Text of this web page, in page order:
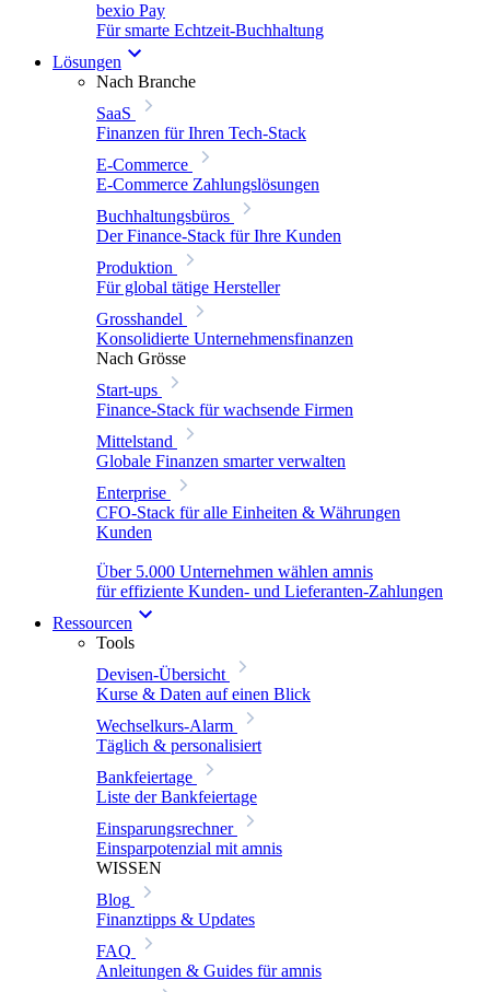
bexio Pay
Für smarte Echtzeit-Buchhaltung
Lösungen
Nach Branche
SaaS
Finanzen für Ihren Tech-Stack
E-Commerce
E-Commerce Zahlungslösungen
Buchhaltungsbüros
Der Finance-Stack für Ihre Kunden
Produktion
Für global tätige Hersteller
Grosshandel
Konsolidierte Unternehmensfinanzen
Nach Grösse
Start-ups
Finance-Stack für wachsende Firmen
Mittelstand
Globale Finanzen smarter verwalten
Enterprise
CFO-Stack für alle Einheiten & Währungen
Kunden
Über 5.000 Unternehmen wählen amnis
für effiziente Kunden- und Lieferanten-Zahlungen
Ressourcen
Tools
Devisen-Übersicht
Kurse & Daten auf einen Blick
Wechselkurs-Alarm
Täglich & personalisiert
Bankfeiertage
Liste der Bankfeiertage
Einsparungsrechner
Einsparpotenzial mit amnis
WISSEN
Blog
Finanztipps & Updates
FAQ
Anleitungen & Guides für amnis